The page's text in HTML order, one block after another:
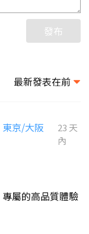
發布
最新發表在前
東京/大阪
23 天
內
屬的高品質體驗